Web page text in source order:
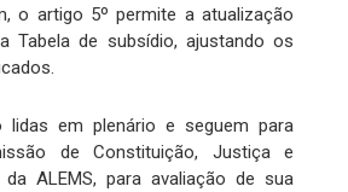
o artigo 5º permite a atualização
Tabela de subsídio, ajustando os
lidas em plenário e seguem para
de Constituição, Justiça e
da ALEMS, para avaliação de sua